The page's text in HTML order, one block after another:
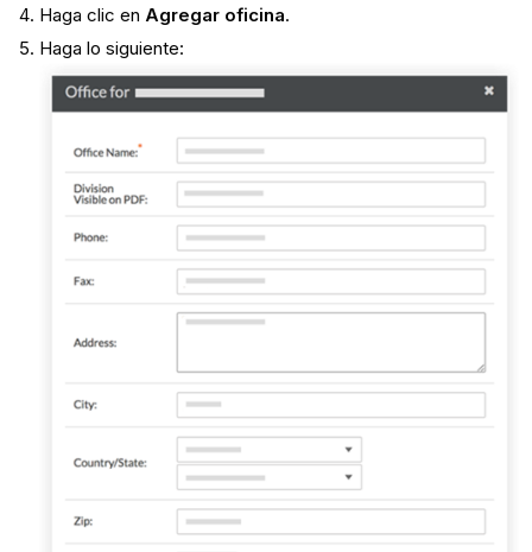
Haga clic en Agregar oficina.
Haga lo siguiente: